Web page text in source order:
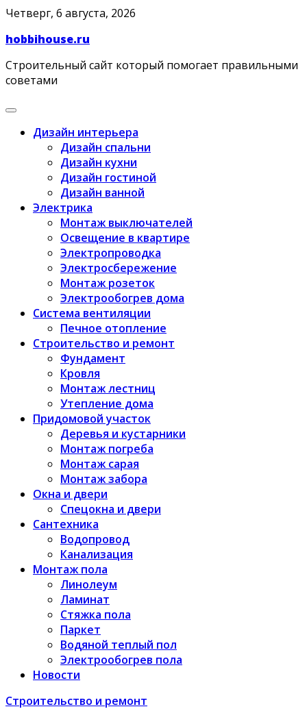
Skip
content
Четверг, 6 августа, 2026
hobbihouse.ru
Строительный сайт который помогает правильными
советами
Дизайн интерьера
Дизайн спальни
Дизайн кухни
Дизайн гостиной
Дизайн ванной
Электрика
Монтаж выключателей
Освещение в квартире
Электропроводка
Электросбережение
Монтаж розеток
Электрообогрев дома
Система вентиляции
Печное отопление
Строительство и ремонт
Фундамент
Кровля
Монтаж лестниц
Утепление дома
Придомовой участок
Деревья и кустарники
Монтаж погреба
Монтаж сарая
Монтаж забора
Окна и двери
Спецокна и двери
Сантехника
Водопровод
Канализация
Монтаж пола
Линолеум
Ламинат
Стяжка пола
Паркет
Водяной теплый пол
Электрообогрев пола
Новости
Строительство и ремонт